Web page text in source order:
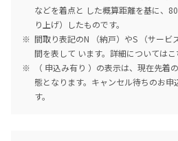
などを着点と した概算距離を基に、
り上げ）したものです。
間取り表記のN （納戸）やS （サービ
間を表して います。詳細については
（ 申込み有り ）の表示は、現在先着
態となります。キャンセル待ちのお
す。